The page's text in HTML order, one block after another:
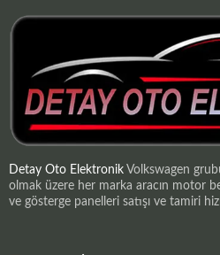
Detay Oto Elektronik Volkswagen
olmak üzere her marka aracın motor
ve gösterge panelleri satışı ve tamiri